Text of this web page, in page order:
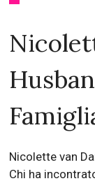
Nicolette van
Chi ha